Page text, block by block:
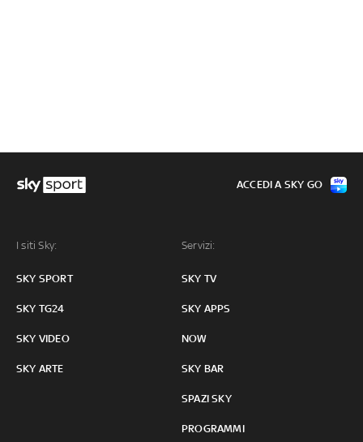
I siti Sky:
SKY SPORT
SKY TG24
SKY VIDEO
SKY ARTE
Servizi:
SKY TV
SKY APPS
NOW
SKY BAR
SPAZI SKY
PROGRAMMI
ACCEDI A SKY GO